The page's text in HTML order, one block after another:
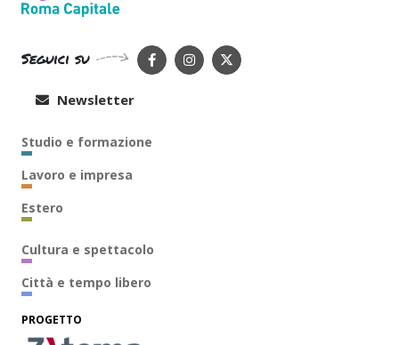
Seguici su
Newsletter
Studio e formazione
Lavoro e impresa
Estero
Cultura e spettacolo
Città e tempo libero
PROGETTO